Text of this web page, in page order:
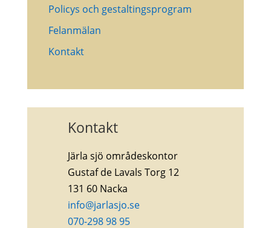
Policys och gestaltingsprogram
Felanmälan
Kontakt
Kontakt
Järla sjö områdeskontor
Gustaf de Lavals Torg 12
131 60 Nacka
info@jarlasjo.se
070-298 98 95